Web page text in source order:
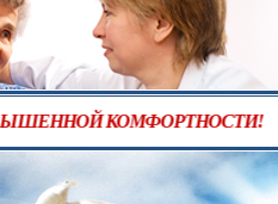
НОМЕРАХ ПОВЫШЕННОЙ